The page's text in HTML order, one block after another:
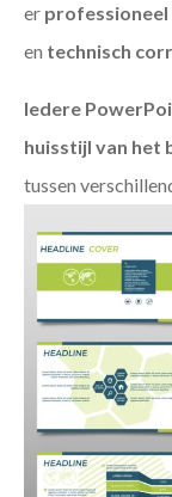
er professioneel
en technisch
Iedere
huisstijl van het
tussen